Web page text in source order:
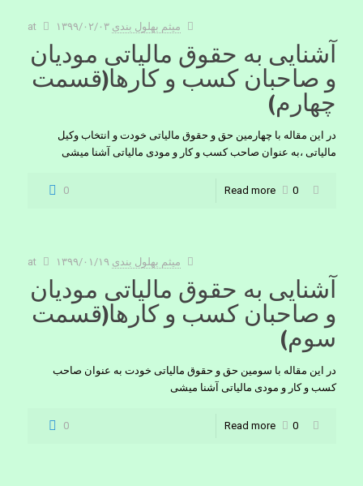
میثم بهلول بندی at ۱۳۹۹/۰۲/۰۳
آشنایی به حقوق مالیاتی مودیان
و صاحبان کسب و کارها(قسمت
چهارم)
در این مقاله با چهارمین حق و حقوق مالیاتی خودت و انتخاب وکیل
مالیاتی ،به عنوان صاحب کسب و کار و مودی مالیاتی آشنا میشی
0 0
Read more
میثم بهلول بندی at ۱۳۹۹/۰۱/۱۹
آشنایی به حقوق مالیاتی مودیان
و صاحبان کسب و کارها(قسمت
سوم)
در این مقاله با سومین حق و حقوق مالیاتی خودت به عنوان صاحب
کسب و کار و مودی مالیاتی آشنا میشی
0 0
Read more